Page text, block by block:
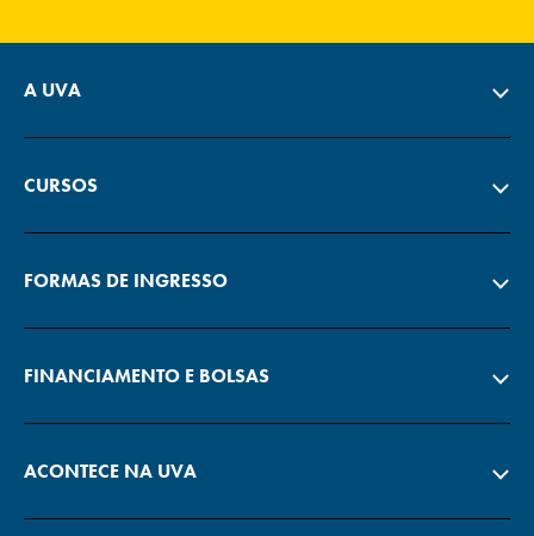
A UVA
CURSOS
FORMAS DE INGRESSO
FINANCIAMENTO E BOLSAS
ACONTECE NA UVA